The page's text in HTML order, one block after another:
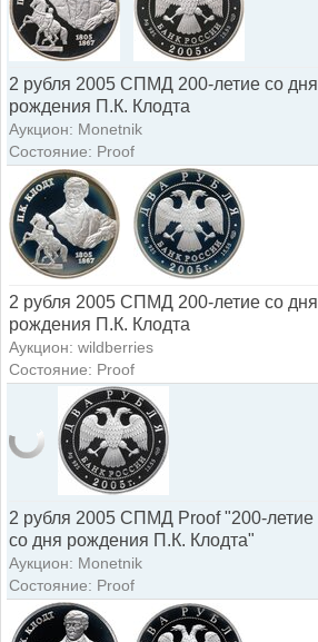
2 рубля 2005 СПМД 200-летие со дня
рождения П.К. Клодта
Аукцион: Monetnik
Состояние: Proof
2 рубля 2005 СПМД 200-летие со дня
рождения П.К. Клодта
Аукцион: wildberries
Состояние: Proof
2 рубля 2005 СПМД Proof "200-летие
со дня рождения П.К. Клодта"
Аукцион: Monetnik
Состояние: Proof